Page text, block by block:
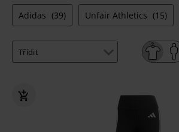
Adidas (39) Unfair Athletics (15)